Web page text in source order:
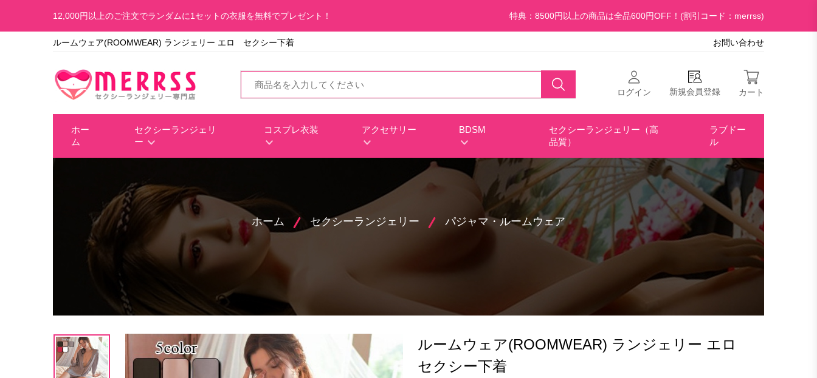
12,000円以上のご注文でランダムに1セットの衣服を無料でプレゼント！ 特典：8500円以上の商品は全品600円OFF！(割引コード：merrss)
ルームウェア(ROOMWEAR) ランジェリー エロ セクシー下着 お問い合わせ
ログイン 新規会員登録 カート
ホー
ム
セクシーランジェリ
ー
コスプレ衣装 アクセサリー BDSM
セクシーランジェリー（高
品質）
ラブドー
ル
ホーム セクシーランジェリー パジャマ・ルームウェア
ルームウェア(ROOMWEAR) ランジェリー エロ
セクシー下着